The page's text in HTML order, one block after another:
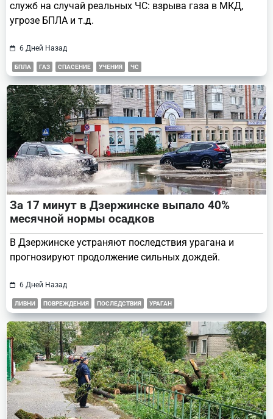
служб на случай реальных ЧС: взрыва газа в МКД,
угрозе БПЛА и т.д.
6 Дней Назад
БПЛА ГАЗ СПАСЕНИЕ УЧЕНИЯ ЧС
За 17 минут в Дзержинске выпало 40%
месячной нормы осадков
В Дзержинске устраняют последствия урагана и
прогнозируют продолжение сильных дождей.
6 Дней Назад
ЛИВНИ ПОВРЕЖДЕНИЯ ПОСЛЕДСТВИЯ УРАГАН